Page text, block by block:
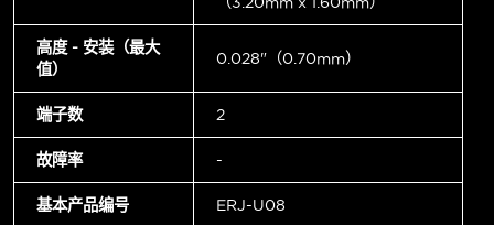
高度 - 安装（最大
值）
0.028"（0.70mm）
端子数 2
故障率 -
基本产品编号 ERJ-U08